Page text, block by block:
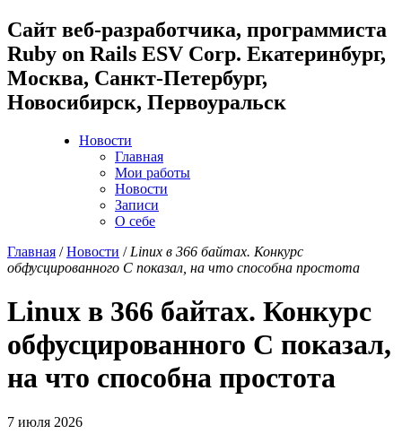
Cайт веб-разработчика, программиста
Ruby on Rails ESV Corp. Екатеринбург,
Москва, Санкт-Петербург,
Новосибирск, Первоуральск
Новости
Главная
Мои работы
Новости
Записи
О себе
Главная /Новости / Linux в 366 байтах. Конкурс
обфусцированного C показал, на что способна простота
Linux в 366 байтах. Конкурс
обфусцированного C показал,
на что способна простота
7 июля 2026